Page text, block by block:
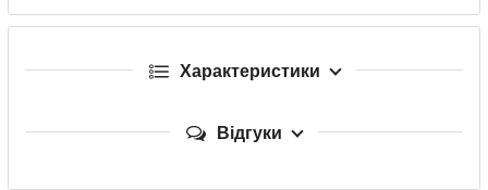
Характеристики
Відгуки